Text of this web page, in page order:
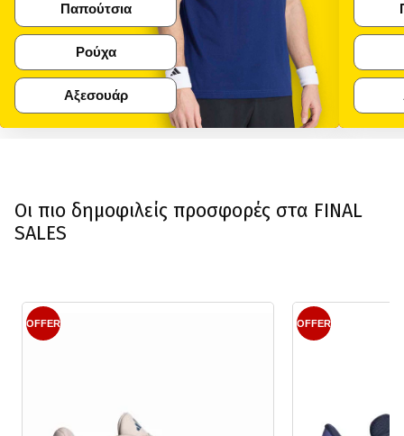
Παπούτσια
Ρούχα
Αξεσουάρ
Οι πιο δημοφιλείς προσφορές στα FINAL
SALES
OFFER OFFER